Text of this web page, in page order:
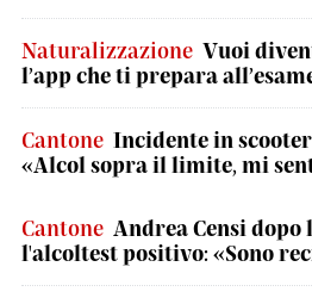
Naturalizzazione Vuoi
l’app che ti prepara
Cantone Incidente in
«Alcol sopra il limite, mi
Cantone Andrea Censi dopo
l'alcoltest positivo: «Sono